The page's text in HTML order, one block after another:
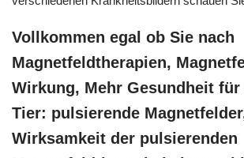
Vollkommen egal ob Sie nach
Magnetfeldtherapien,
Wirkung, Mehr Gesundheit für
Tier: pulsierende
Wirksamkeit der pulsierenden